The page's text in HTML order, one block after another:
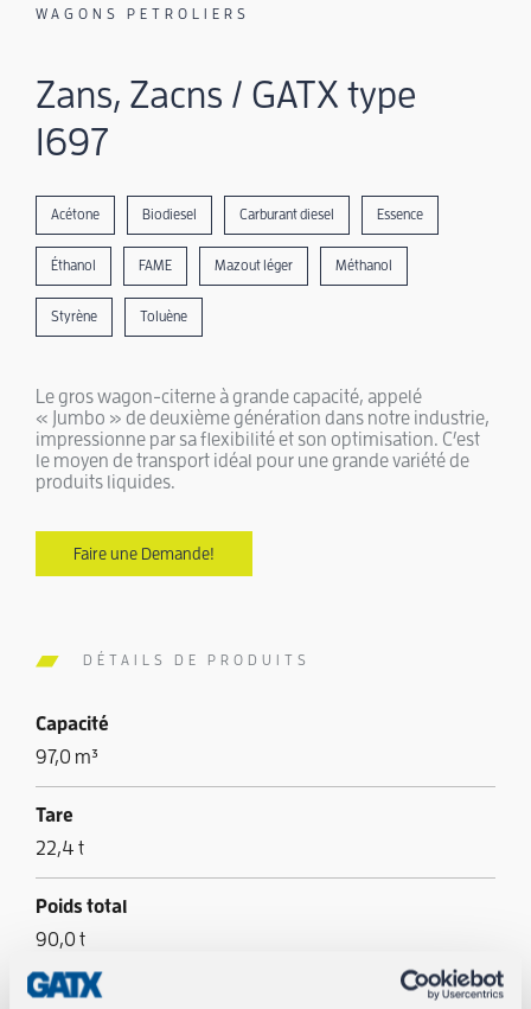
WAGONS PETROLIERS
Zans, Zacns / GATX type
1697
Acétone Biodiesel Carburant diesel Essence
Éthanol FAME Mazout léger Méthanol
Styrène Toluène
Le gros wagon-citerne à grande capacité, appelé
« Jumbo » de deuxième génération dans notre industrie,
impressionne par sa flexibilité et son optimisation. C’est
le moyen de transport idéal pour une grande variété de
produits liquides.
Faire une Demande!
DÉTAILS DE PRODUITS
Capacité
97,0 m³
Tare
22,4 t
Poids total
90,0 t
Longueur hors tout